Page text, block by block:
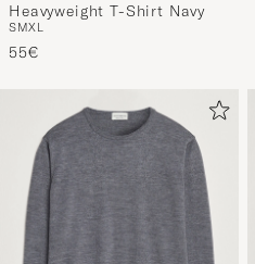
Heavyweight T-Shirt Navy
SMXL
55€